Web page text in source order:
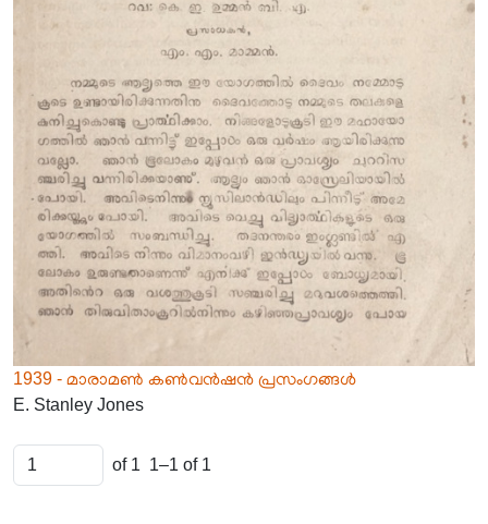
1939 - മാരാമൺ കൺവൻഷൻ പ്രസംഗങ്ങൾ
E. Stanley Jones
of 1 1–1 of 1